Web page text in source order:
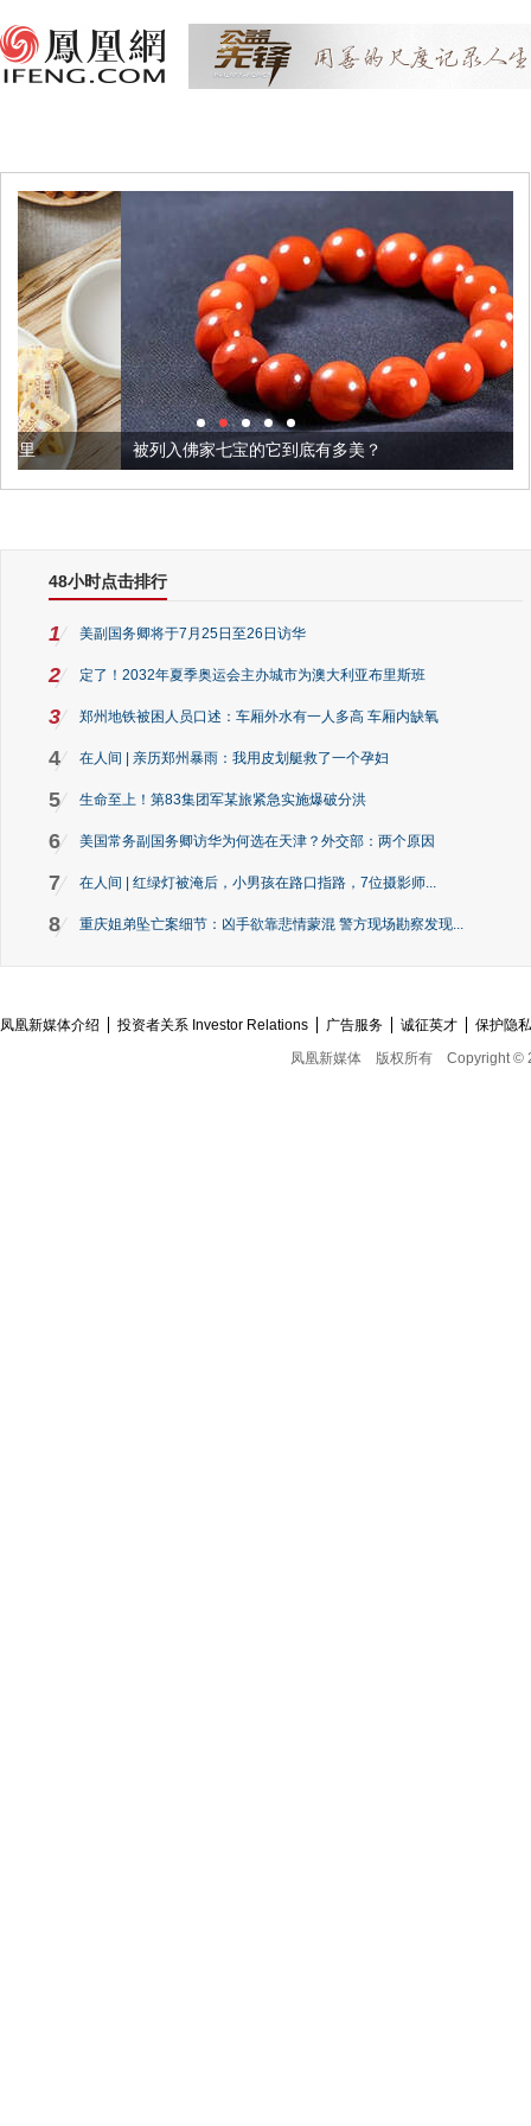
被列入佛家七宝的它到底有多美？
48小时点击排行
1 美副国务卿将于7月25日至26日访华
2 定了！2032年夏季奥运会主办城市为澳大利亚布里斯班
3 郑州地铁被困人员口述：车厢外水有一人多高 车厢内缺氧
4 在人间 | 亲历郑州暴雨：我用皮划艇救了一个孕妇
5 生命至上！第83集团军某旅紧急实施爆破分洪
6 美国常务副国务卿访华为何选在天津？外交部：两个原因
7 在人间 | 红绿灯被淹后，小男孩在路口指路，7位摄影师...
8 重庆姐弟坠亡案细节：凶手欲靠悲情蒙混 警方现场勘察发现...
凤凰新媒体介绍 投资者关系 Investor Relations 广告服务 诚征英才
保护隐
凤凰新媒体
版权所有 Copyright ©